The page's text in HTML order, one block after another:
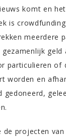
komt en
is
meerdere
geld
particulieren of
worden en
gedoneerd,
projecten van